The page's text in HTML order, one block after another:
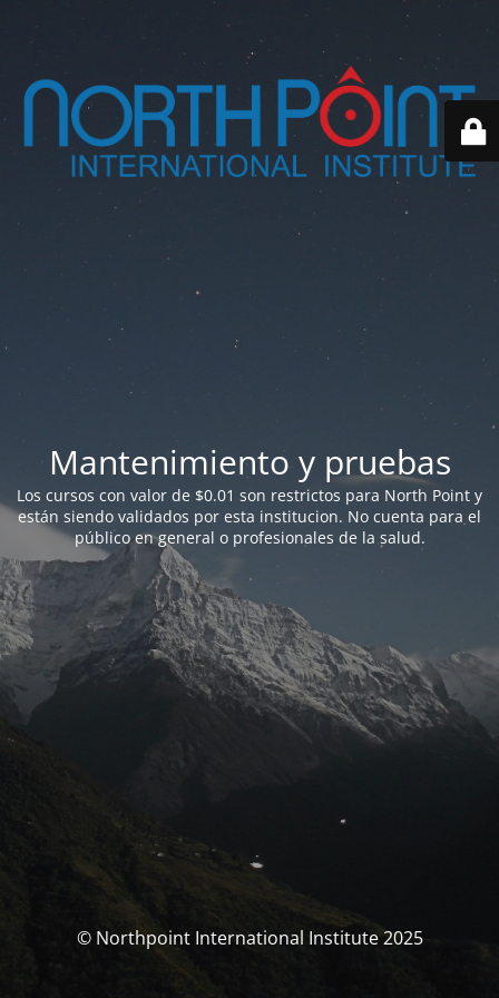
Mantenimiento y pruebas
Los cursos con valor de $0.01 son restrictos para North Point y
están siendo validados por esta institucion. No cuenta para el
público en general o profesionales de la salud.
© Northpoint International Institute 2025